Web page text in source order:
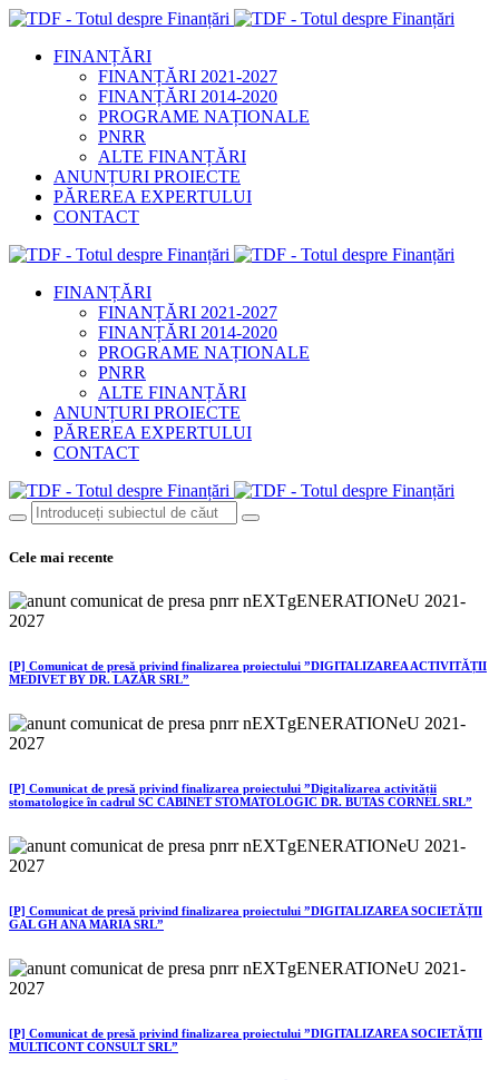
FINANȚĂRI
FINANȚĂRI 2021-2027
FINANȚĂRI 2014-2020
PROGRAME NAȚIONALE
PNRR
ALTE FINANȚĂRI
ANUNȚURI PROIECTE
PĂREREA EXPERTULUI
CONTACT
FINANȚĂRI
FINANȚĂRI 2021-2027
FINANȚĂRI 2014-2020
PROGRAME NAȚIONALE
PNRR
ALTE FINANȚĂRI
ANUNȚURI PROIECTE
PĂREREA EXPERTULUI
CONTACT
Cele mai recente
[P] Comunicat de presă privind finalizarea proiectului ”DIGITALIZAREA ACTIVITĂȚII
MEDIVET BY DR. LAZĂR SRL”
[P] Comunicat de presă privind finalizarea proiectului ”Digitalizarea activității
stomatologice în cadrul SC CABINET STOMATOLOGIC DR. BUTAS CORNEL SRL”
[P] Comunicat de presă privind finalizarea proiectului ”DIGITALIZAREA SOCIETĂȚII
GAL GH ANA MARIA SRL”
[P] Comunicat de presă privind finalizarea proiectului ”DIGITALIZAREA SOCIETĂȚII
MULTICONT CONSULT SRL”